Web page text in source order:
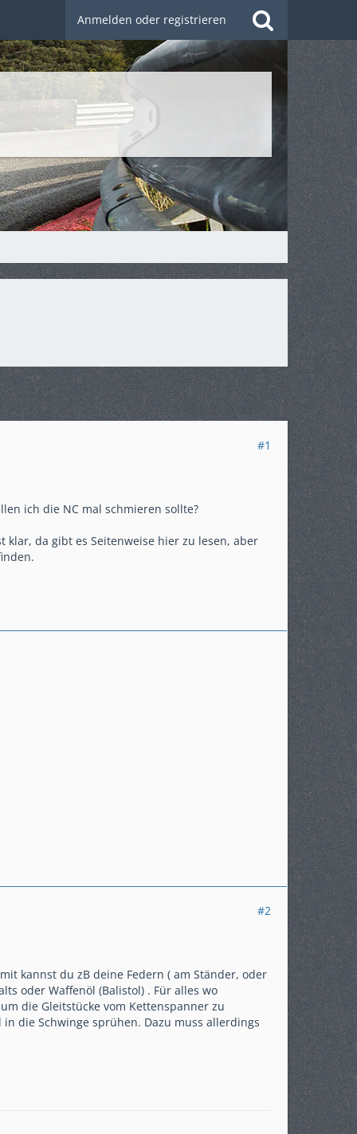
Anmelden oder registrieren
#1
ich die NC mal schmieren sollte?
da gibt es Seitenweise hier zu lesen, aber
#2
kannst du zB deine Federn ( am Ständer, oder
oder Waffenöl (Balistol) . Für alles wo
die Gleitstücke vom Kettenspanner zu
die Schwinge sprühen. Dazu muss allerdings